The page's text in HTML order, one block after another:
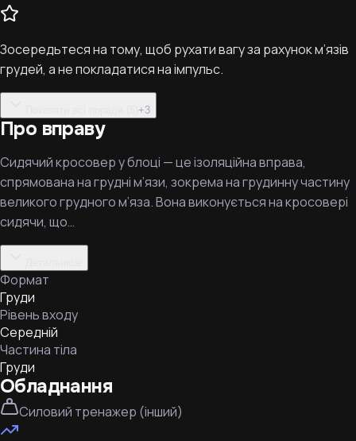
Зосередьтеся на тому, щоб рухати вагу за рахунок м’язів
грудей, а не покладатися на імпульс.
+3
Про вправу
Сидячий кросовер у блоці — це ізоляційна вправа,
спрямована на грудні м’язи, зокрема на грудинну частину
великого грудного м’яза. Вона виконується на кросовері
сидячи, що…
Формат
Груди
Рівень входу
Середній
Частина тіла
Груди
Обладнання
Силовий тренажер (інший)